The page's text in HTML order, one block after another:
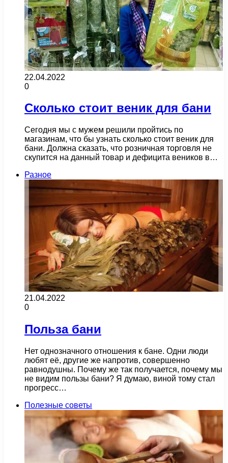
22.04.2022
0
Сколько стоит веник для бани
Сегодня мы с мужем решили пройтись по
магазинам, что бы узнать сколько стоит веник для
бани. Должна сказать, что розничная торговля не
скупится на данный товар и дефицита веников в…
Разное
21.04.2022
0
Польза бани
Нет однозначного отношения к бане. Одни люди
любят её, другие же напротив, совершенно
равнодушны. Почему же так получается, почему мы
не видим пользы бани? Я думаю, виной тому стал
прогресс…
Полезные советы